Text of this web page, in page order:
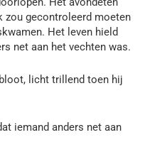
zou gecontroleerd moeten
Het leven hield
net aan het vechten was.
licht trillend toen hij
iemand anders net aan